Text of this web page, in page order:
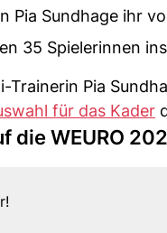
Pia Sundhage ihr
35 Spielerinnen
Trainerin Pia
für das Kader
die WEURO